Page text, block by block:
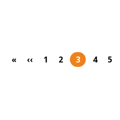
First page
« Previous page
‹‹ Orria
1 Orria
2 Uneko
3 Orria
4 5